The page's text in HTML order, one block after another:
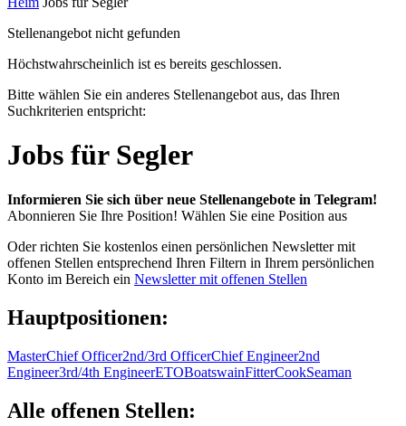
Stellenangebot nicht gefunden
Höchstwahrscheinlich ist es bereits geschlossen.
Bitte wählen Sie ein anderes Stellenangebot aus, das Ihren
Suchkriterien entspricht:
Jobs für Segler
Informieren Sie sich über neue Stellenangebote in Telegram!
Abonnieren Sie Ihre Position! Wählen Sie eine Position aus
Oder richten Sie kostenlos einen persönlichen Newsletter mit
offenen Stellen entsprechend Ihren Filtern in Ihrem persönlichen
Konto im Bereich ein Newsletter mit offenen Stellen
Hauptpositionen:
MasterChief Officer2nd/3rd OfficerChief Engineer2nd
Engineer3rd/4th EngineerETOBoatswainFitterCookSeaman
Alle offenen Stellen: